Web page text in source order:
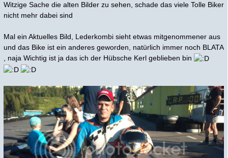
Witzige Sache die alten Bilder zu sehen, schade das viele Tolle Biker
nicht mehr dabei sind
Mal ein Aktuelles Bild, Lederkombi sieht etwas mitgenommener aus
und das Bike ist ein anderes geworden, natürlich immer noch BLATA
, naja Wichtig ist ja das ich der Hübsche Kerl geblieben bin